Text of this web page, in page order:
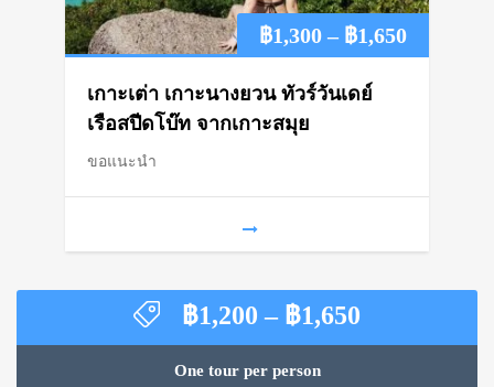
฿1,300 – ฿1,650Price
เกาะเต่า เกาะนางยวน ทัวร์วันเดย์
เรือสปีดโบ๊ท จากเกาะสมุย
ขอแนะนำ
฿1,200 – ฿1,650
range:
One tour per person